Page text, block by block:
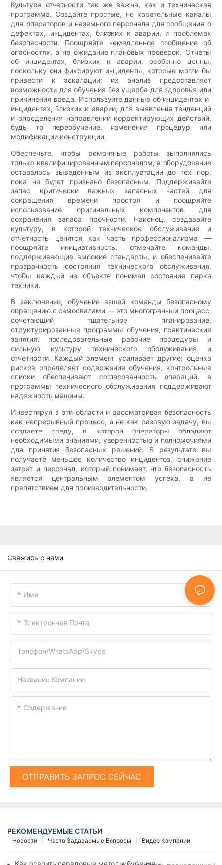
Культура отчетности так же важна, как и техническая
программа. Создайте простые, не карательные каналы
для операторов и наземного персонала для сообщения о
дефектах, инцидентах, близких к аварии, и проблемах
безопасности. Поощряйте немедленное сообщение об
опасностях, а не ожидание плановых проверок. Отчеты
об инцидентах, близких к аварии, особенно ценны,
поскольку они фиксируют инциденты, которые могли бы
привести к эскалации; их анализ предоставляет
возможности для обучения без ущерба для здоровья или
причинения вреда. Используйте данные об инцидентах и ​​
инцидентах, близких к аварии, для выявления тенденций
и определения направлений корректирующих действий,
будь то переобучение, изменения процедур или
модификации конструкции.
Обеспечьте, чтобы ремонтные работы выполнялись
только квалифицированным персоналом, а оборудование
оставалось выведенным из эксплуатации до тех пор,
пока не будет признано безопасным. Поддерживайте
запас критически важных запасных частей для
сокращения времени простоя и поощряйте
использование оригинальных компонентов для
сохранения запаса прочности. Наконец, создавайте
культуру, в которой техническое обслуживание и
отчетность ценятся как часть профессионализма —
поощряйте инициативность, отмечайте команды,
поддерживающие высокие стандарты, и обеспечивайте
прозрачность состояния технического обслуживания,
чтобы каждый на объекте понимал состояние парка
техники.
В заключение, обучение вашей команды безопасному
обращению с самосвалами — это многогранный процесс,
сочетающий тщательное планирование,
структурированные программы обучения, практические
занятия, последовательные рабочие процедуры и
сильную культуру технического обслуживания и
отчетности. Каждый элемент усиливает другие: оценка
рисков определяет содержание обучения, контрольные
списки обеспечивают согласованность операций, а
программы технического обслуживания поддерживают
надежность машины.
Инвестируя в эти области и рассматривая безопасность
как непрерывный процесс, а не как разовую задачу, вы
создаете среду, в которой операторы обладают
необходимыми знаниями, уверенностью и полномочиями
для принятия безопасных решений. В результате вы
получаете меньшее количество инцидентов, снижение
затрат и персонал, который понимает, что безопасность
является центральным элементом успеха, а не
препятствием для производительности.
Свяжись с нами
Имя
Электронная Почта
Телефон/WhatsApp/Skype
Название Компании
Содержание
ОТПРАВИТЬ ЗАПРОС СЕЙЧАС
РЕКОМЕНДУЕМЫЕ СТАТЬИ
Видео Компании
Часто Задаваемые Вопросы
Новости